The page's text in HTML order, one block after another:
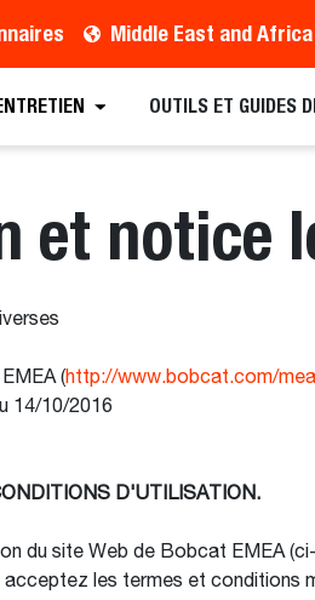
OUTILS ET GUIDES
et notice
(http://www.bobcat.com/
14/10/2016
D'UTILISATION.
du site Web de Bobcat EMEA
les termes et conditions